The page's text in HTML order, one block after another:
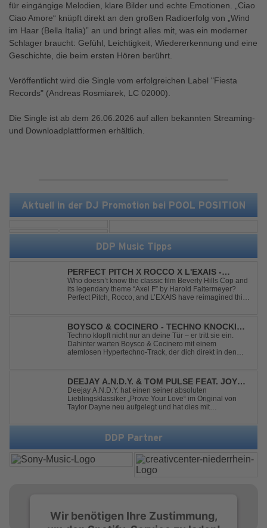
Aktuell in der DJ Promotion bei POOL POSITION
DDP Music Tipps
PERFECT PITCH X ROCCO X L'EXAIS -
DANCING ON FIRE
Who doesn’t know the classic film Beverly Hills Cop and
its legendary theme “Axel F” by Harold Faltermeyer?
Perfect Pitch, Rocco, and L’EXAIS have reimagined this
production style, they respectf...
BOYSCO & COCINERO - TECHNO KNOCKIN'
AT YOUR DOOR
Techno klopft nicht nur an deine Tür – er tritt sie ein.
Dahinter warten Boysco & Cocinero mit einem
atemlosen Hypertechno-Track, der dich direkt in den
bounce!
DEEJAY A.N.D.Y. & TOM PULSE FEAT. JOY
ANDERSEN - PROVE YOUR LOVE
Deejay A.N.D.Y. hat einen seiner absoluten
Lieblingsklassiker „Prove Your Love“ im Original von
Taylor Dayne neu aufgelegt und hat dies mit
Sängerin Joy Andersen getan. Der frische Sound für
einen weltweit bekannten Hit animiert direkt wieder zum
DDP Partner
Wir benötigen Ihre Zustimmung,
für eingängige Melodien, klare Bilder und echte Emotionen. „Ciao
Ciao Amore“ knüpft direkt an den großen Radioerfolg von „Wind
im Haar (Bella Italia)” an und bringt alles mit, was ein moderner
Schlager braucht: Gefühl, Leichtigkeit, Wiedererkennung und eine
Geschichte, die beim ersten Hören berührt.
Veröffentlicht wird die Single vom erfolgreichen Label "Fiesta
Records" (Andreas Rosmiarek, LC 02000).
Die Single ist ab dem 26.06.2026 auf allen bekannten Streaming-
und Downloadplattformen erhältlich.